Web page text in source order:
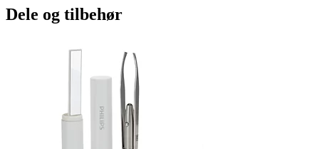
Dele og tilbehør